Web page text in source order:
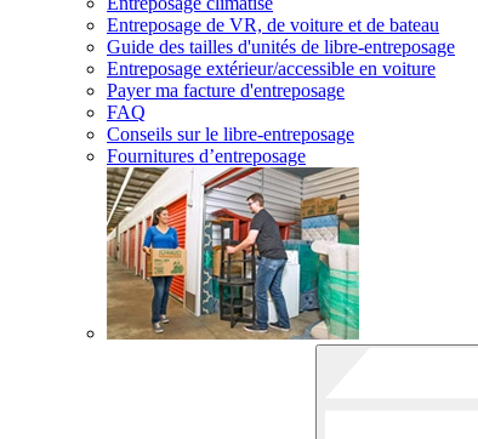
Entreposage de VR, de voiture et de bateau
Guide des tailles d'unités de libre-entreposage
Entreposage extérieur/accessible en voiture
Payer ma facture d'entreposage
FAQ
Conseils sur le libre-entreposage
Fournitures d’entreposage